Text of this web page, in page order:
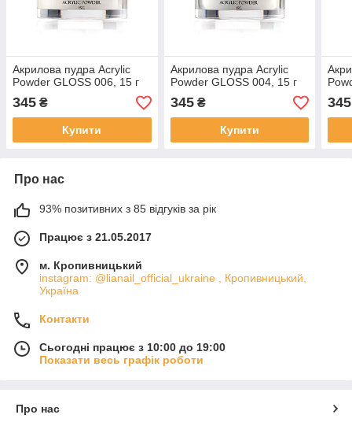
Акрилова пудра Acrylic
Powder GLOSS 006, 15 г
345 ₴
Купити
Акрилова пудра Acrylic
Powder GLOSS 004, 15 г
345₴
Купити
345
Про нас
93% позитивних з 85 відгуків за рік
Працює з 21.05.2017
м. Кропивницький
instagram: @lianail_official_ukraine , Кропивницький,
Україна
Контакти
Сьогодні працює з 10:00 до 19:00
Показати весь графік роботи
Про нас